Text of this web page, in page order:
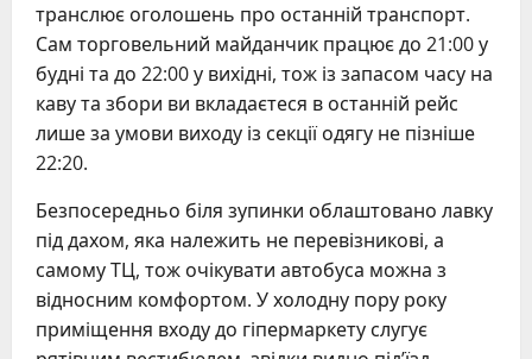
транслює оголошень про останній транспорт.
Сам торговельний майданчик працює до 21:00 у
будні та до 22:00 у вихідні, тож із запасом часу на
каву та збори ви вкладаєтеся в останній рейс
лише за умови виходу із секції одягу не пізніше
22:20.
Безпосередньо біля зупинки облаштовано лавку
під дахом, яка належить не перевізникові, а
самому ТЦ, тож очікувати автобуса можна з
відносним комфортом. У холодну пору року
приміщення входу до гіпермаркету слугує